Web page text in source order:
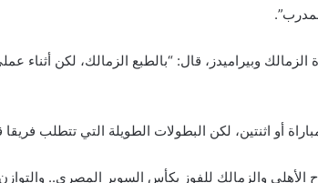
وبيراميدز، قال: “بالطبع الزمالك، لكن أثناء
أو اثنتين، لكن البطولات الطويلة التي تتطلب فريقا
والزمالك للفوز بكأس السوبر المصري..